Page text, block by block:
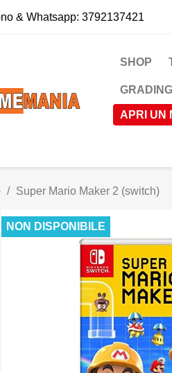
& Whatsapp: 3792137421
SHOP
GRADING
APRI UN
Super Mario Maker 2 (switch)
NON DISPONIBILE